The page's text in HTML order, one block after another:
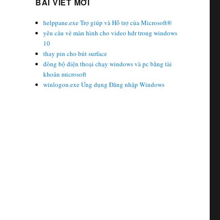
helppane.exe Trợ giúp và Hỗ trợ của Microsoft®
yêu cầu về màn hình cho video hdr trong windows
10
thay pin cho bút surface
đồng bộ điện thoại chạy windows và pc bằng tài
khoản microsoft
winlogon.exe Ứng dụng Đăng nhập Windows